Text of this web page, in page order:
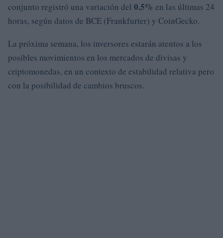
conjunto registró una variación del 0.5% en las últimas 24
horas, según datos de BCE (Frankfurter) y CoinGecko.
La próxima semana, los inversores estarán atentos a los
posibles movimientos en los mercados de divisas y
criptomonedas, en un contexto de estabilidad relativa pero
con la posibilidad de cambios bruscos.